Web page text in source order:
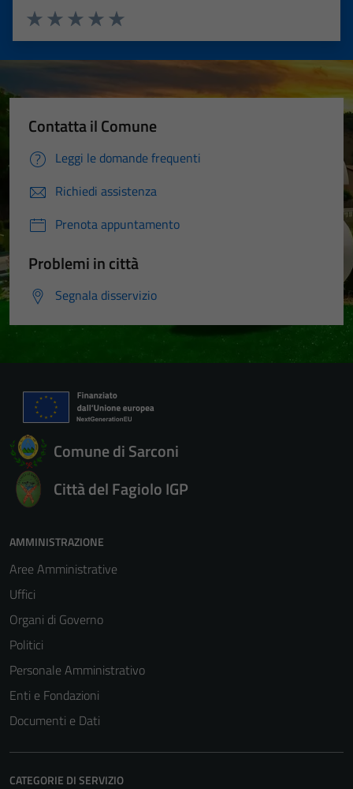
Valuta 5 stelle su 5
Valuta 4 stelle su 5
Valuta 3 stelle su 5
Valuta 2 stelle su 5
Valuta 1 stelle su 5
Contatta il Comune
Leggi le domande frequenti
Richiedi assistenza
Prenota appuntamento
Problemi in città
Segnala disservizio
Comune di Sarconi
Città del Fagiolo IGP
AMMINISTRAZIONE
Aree Amministrative
Uffici
Organi di Governo
Politici
Personale Amministrativo
Enti e Fondazioni
Documenti e Dati
CATEGORIE DI SERVIZIO